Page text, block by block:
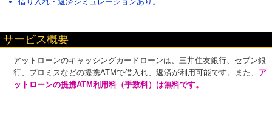
サービス概要
アットローンのキャッシングカードローンは、三井住友銀行、セブン銀
行、プロミスなどの提携ATMで借入れ、返済が利用可能です。また、 ア
ットローンの提携ATM利用料（手数料）は無料です。